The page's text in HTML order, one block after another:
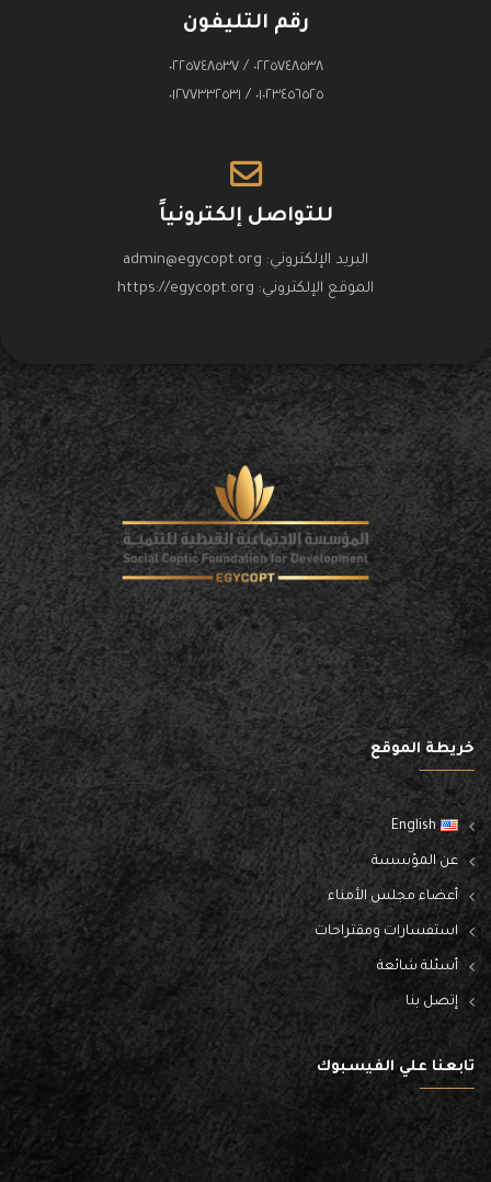
رقم التليفون
٠٢٢٥٧٤٨٥٣٨ / ٠٢٢٥٧٤٨٥٣٧
٠١٠٢٣٤٥٦٥٢٥ / ٠١٢٧٧٣٣٢٥٣١
للتواصل إلكترونياً
البريد الإلكتروني: admin@egycopt.org
الموقع الإلكتروني: https://egycopt.org
خريطة الموقع
English
عن المؤسسة
أعضاء مجلس الأمناء
استفسارات ومقتراحات
أسئلة شائعة
إتصل بنا
تابعنا علي الفيسبوك